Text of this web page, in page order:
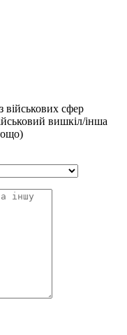
військових сфер
вишкіл/інша